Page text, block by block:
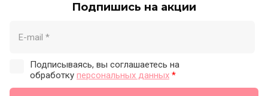
Подпишись на акции
Подписываясь, вы соглашаетесь на
обработку персональных данных *